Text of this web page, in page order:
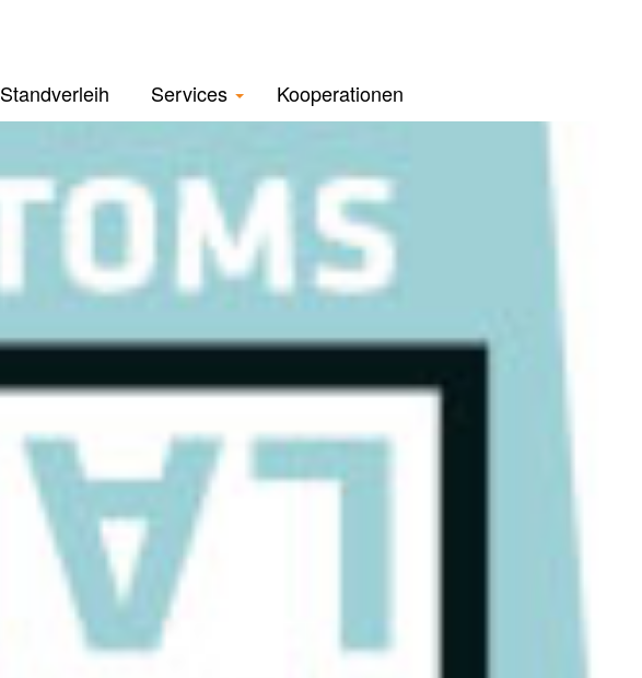
Standverleih Services Kooperationen